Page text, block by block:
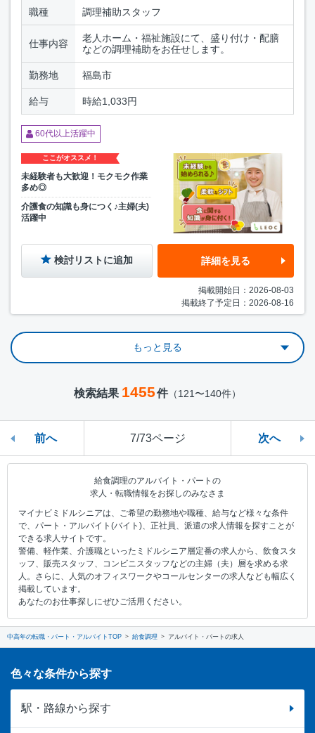
職種 調理補助スタッフ
仕事内容
老人ホーム・福祉施設にて、盛り付け・配膳
などの調理補助をお任せします。
勤務地 福島市
給与 時給1,033円
60代以上活躍中
ここがオススメ！
未経験者も大歓迎！モクモク作業
多め◎
介護食の知識も身につく♪主婦(夫)
活躍中
検討リストに追加 詳細を見る
掲載開始日：2026-08-03
掲載終了予定日：2026-08-16
もっと見る
検索結果 1455件（121〜140件）
前へ 7/73ページ 次へ
給食調理のアルバイト・パートの
求人・転職情報をお探しのみなさま
マイナビミドルシニアは、ご希望の勤務地や職種、給与など様々な条件
で、パート・アルバイト(バイト)、正社員、派遣の求人情報を探すことが
できる求人サイトです。
警備、軽作業、介護職といったミドルシニア層定番の求人から、飲食スタ
ッフ、販売スタッフ、コンビニスタッフなどの主婦（夫）層を求める求
人。さらに、人気のオフィスワークやコールセンターの求人なども幅広く
掲載しています。
あなたのお仕事探しにぜひご活用ください。
中高年の転職・パート・アルバイトTOP 給食調理 アルバイト・パートの求人
色々な条件から探す
駅・路線から探す